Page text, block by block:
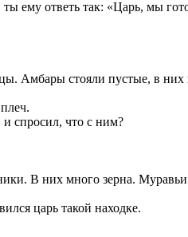
ему ответь так: «Царь, мы
Амбары стояли пустые, в них
спросил, что с ним?
В них много зерна.
царь такой находке.